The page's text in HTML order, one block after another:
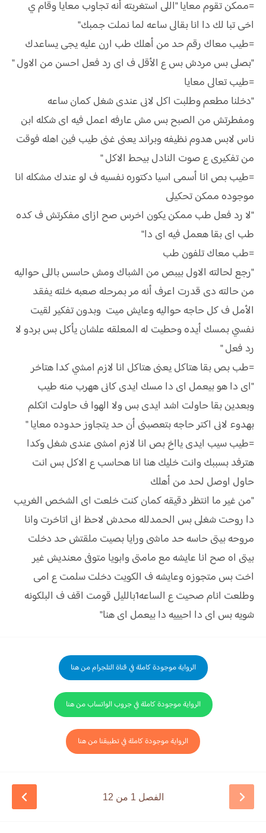
=ممكن تقوم معايا "اللى استغربته أنه تجاوب معايا وقام ي
اخى تبا لك دا انا بقالى ساعه لما نملت جمبك"
=طيب معاك رقم حد من أهلك طب ارن عليه يجى يساعدك
"بصلى بس مردش بس ع الأقل ف اى رد فعل احسن من الاول "
=طيب تعالى معايا
"دخلنا مطعم وطلبت اكل لانى عندى شغل كمان ساعه
ومفطرتش من الصبح بس مش عارفه اعمل فيه اى شكله ابن
ناس لابس هدوم نظيفه وبراند يعنى غنى طيب فين اهله فوقت
من تفكيرى ع صوت النادل بيحط الاكل "
=طيب بص انا أسمى اسيا دكتوره نفسيه ف لو عندك مشكله انا
موجوده ممكن تحكيلى
"لا رد فعل طب ممكن يكون اخرس صح ازاى مفكرتش ف كده
طب اى بقا هعمل فيه اى دا"
=طب معاك تلفون طب
"رجع لحالته الاول بيبص من الشباك ومش حاسس باللى حواليه
من حالته دى قدرت اعرف أنه مر بمرحله صعبه خلته يفقد
الأمل ف كل حاجه حواليه وعايش ميت وبدون تفكير لقيت
نفسي بمسك أيده وحطيت له المعلقه علشان يأكل بس بردو لا
رد فعل "
=طب بص بقا هتاكل يعنى هتاكل انا لازم امشي كدا هتاخر
"اى دا هو بيعمل اى دا مسك ايدى كانى ههرب منه طيب
وبعدين بقا حاولت اشد ايدى بس ولا الهوا ف حاولت اتكلم
بهدوء لانى اكتر حاجه بتعصبنى أن حد يتجاوز حدوده معايا "
=طيب سيب ايدى يااخ بص انا لازم امشى عندى شغل وكدا
هترفد بسببك وانت خليك هنا انا هحاسب ع الاكل بس انت
حاول اوصل لحد من أهلك
"من غير ما انتظر دقيقه كمان كنت خلعت اى الشخص الغريب
دا روحت شغلى بس الحمدلله محدش لاحظ انى اتاخرت وانا
مروحه بيتى حاسه حد ماشى ورايا بصيت ملقتش حد دخلت
بيتى اه صح انا عايشه مع مامتى وابويا متوفى معنديش غير
اخت بس متجوزه وعايشه ف الكويت دخلت سلمت ع امى
وطلعت انام صحيت ع الساعه1بالليل قومت اقف ف البلكونه
شويه بس اى دا احيييه دا بيعمل اى هنا"
الرواية موجودة كاملة في قناة التلجرام من هنا
الرواية موجودة كاملة في جروب الواتساب من هنا
الرواية موجودة كاملة في تطبيقنا من هنا
الفصل 1 من 12